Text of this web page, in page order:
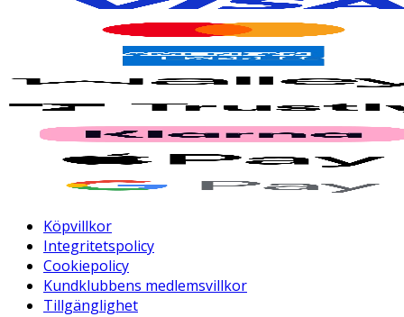
Köpvillkor
Integritetspolicy
Cookiepolicy
Kundklubbens medlemsvillkor
Tillgänglighet